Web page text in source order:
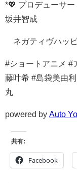
*💖 プロデューサー
坂井智成
©ネガティヴハッ
#ショートアニメ #
藤叶希 #島袋美由
丸
powered by Auto
共有:
Facebook